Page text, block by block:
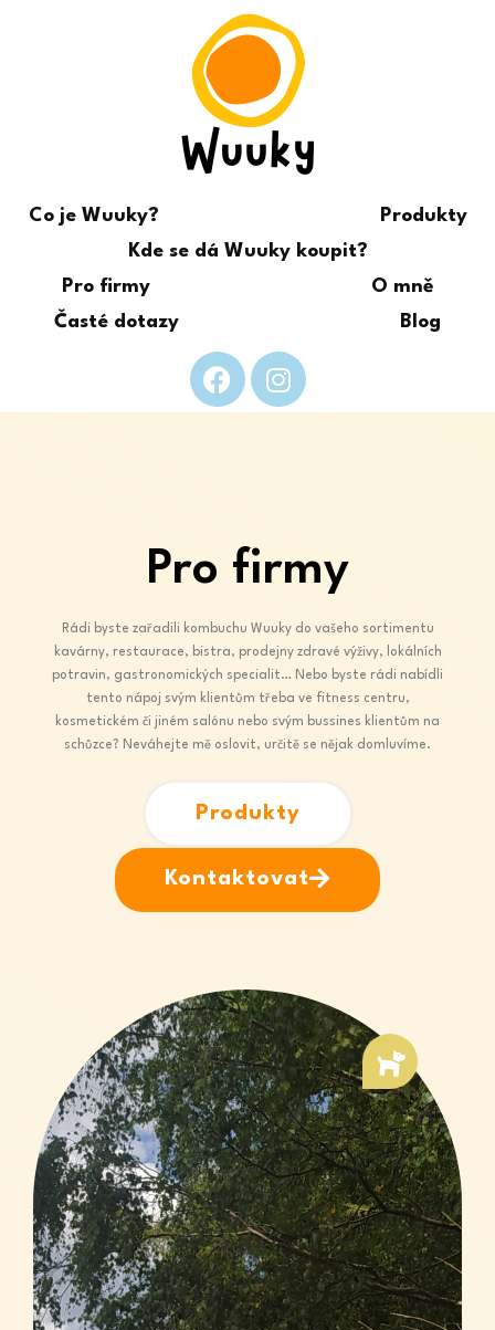
Co je Wuuky?
Produkty
Kde se dá Wuuky koupit?
Pro firmy
O mně
Časté dotazy
Blog
Pro firmy
Rádi byste zařadili kombuchu Wuuky do vašeho sortimentu
kavárny, restaurace, bistra, prodejny zdravé výživy, lokálních
potravin, gastronomických specialit… Nebo byste rádi nabídli
tento nápoj svým klientům třeba ve fitness centru,
kosmetickém či jiném salónu nebo svým bussines klientům na
schůzce? Neváhejte mě oslovit, určitě se nějak domluvíme.
Produkty
Kontaktovat